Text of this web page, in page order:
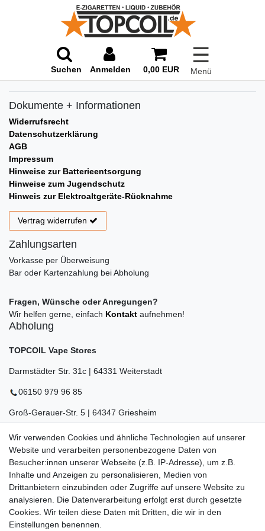
Suchen Anmelden 0,00 EUR
☰
Menü
Dokumente + Informationen
Widerrufsrecht
Datenschutzerklärung
AGB
Impressum
Hinweise zur Batterieentsorgung
Hinweise zum Jugendschutz
Hinweis zur Elektroaltgeräte-Rücknahme
Vertrag widerrufen
Zahlungsarten
Vorkasse per Überweisung
Bar oder Kartenzahlung bei Abholung
Fragen, Wünsche oder Anregungen?
Wir helfen gerne, einfach Kontakt aufnehmen!
Abholung
TOPCOIL Vape Stores
Darmstädter Str. 31c | 64331 Weiterstadt
06150 979 96 85
Groß-Gerauer-Str. 5 | 64347 Griesheim
06155 834 88 58
Eberstädter Str. 21 | 64319 Pfungstadt
06157 984 88 55
Öffnungszeiten finden Sie hier: www.topcoil.de
E-MAIL **
Newsletter
Honig
Wir verwenden Cookies und ähnliche Technologien auf unserer
Website und verarbeiten personenbezogene Daten von
Besucher:innen unserer Webseite (z.B. IP-Adresse), um z.B.
Inhalte und Anzeigen zu personalisieren, Medien von
Drittanbietern einzubinden oder Zugriffe auf unsere Website zu
analysieren. Die Datenverarbeitung erfolgt erst durch gesetzte
Cookies. Wir teilen diese Daten mit Dritten, die wir in den
Einstellungen benennen.